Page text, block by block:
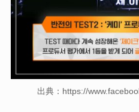
出典：https://